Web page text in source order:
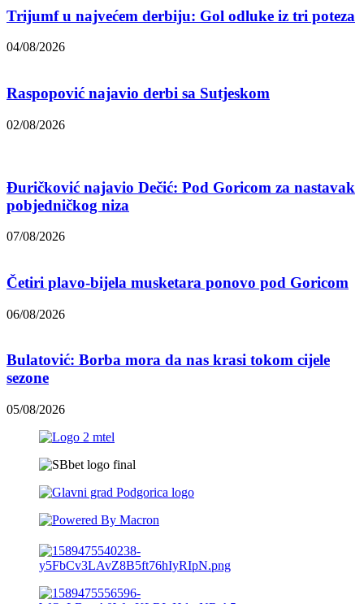
Trijumf u najvećem derbiju: Gol odluke iz tri poteza
04/08/2026
Raspopović najavio derbi sa Sutjeskom
02/08/2026
Đuričković najavio Dečić: Pod Goricom za nastavak
pobjedničkog niza
07/08/2026
Četiri plavo-bijela musketara ponovo pod Goricom
06/08/2026
Bulatović: Borba mora da nas krasi tokom cijele
sezone
05/08/2026